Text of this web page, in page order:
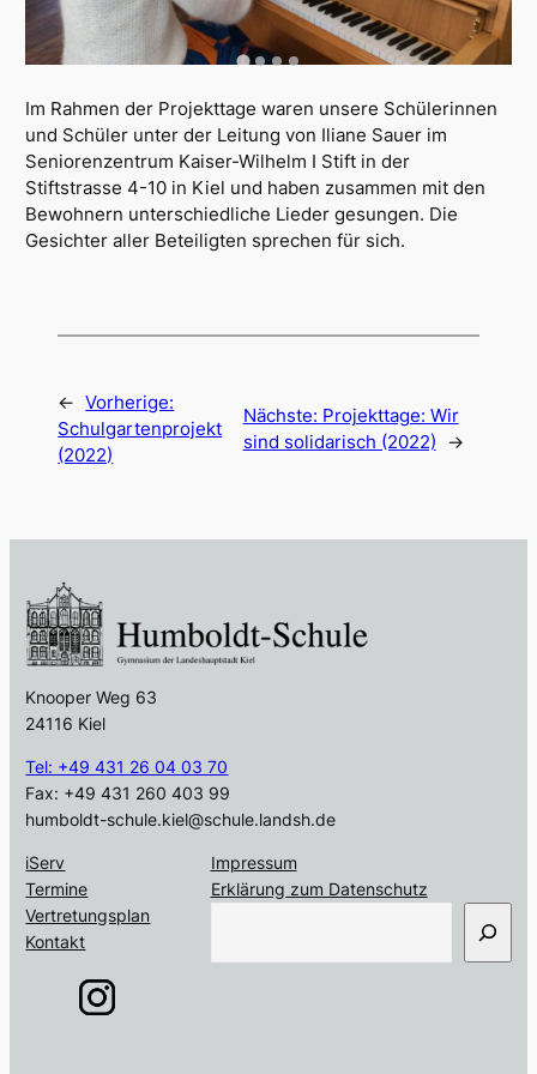
Im Rahmen der Projekttage waren unsere Schülerinnen
und Schüler unter der Leitung von Iliane Sauer im
Seniorenzentrum Kaiser-Wilhelm I Stift in der
Stiftstrasse 4-10 in Kiel und haben zusammen mit den
Bewohnern unterschiedliche Lieder gesungen. Die
Gesichter aller Beteiligten sprechen für sich.
← Vorherige:
Schulgartenprojekt
(2022)
Nächste: Projekttage: Wir
sind solidarisch (2022)
→
Knooper Weg 63
24116 Kiel
Tel: +49 431 26 04 03 70
Fax: +49 431 260 403 99
humboldt-schule.kiel@schule.landsh.de
iServ
Termine
Vertretungsplan
Kontakt
Impressum
Erklärung zum Datenschutz
c